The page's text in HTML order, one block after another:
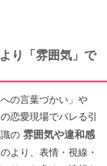
り「雰囲気」で
の言葉づかい」や
恋愛現場でバレる引
の 雰囲気や違和感
より、表情・視線・